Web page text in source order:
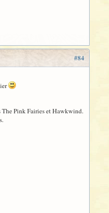
#84
The Pink Fairies et Hawkwind.